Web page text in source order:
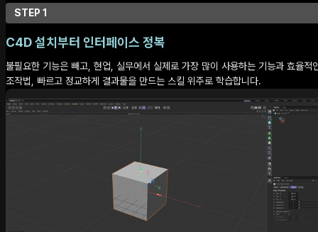
STEP 1
C4D 설치부터 인터페이스 정복
불필요한 기능은 빼고, 현업, 실무에서 실제로 가장 많이 사용하는 기능과 효율적
조작법, 빠르고 정교하게 결과물을 만드는 스킬 위주로 학습합니다.